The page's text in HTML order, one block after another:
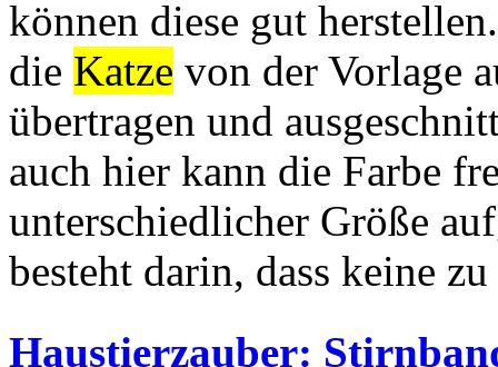
können diese gut
die Katze von der Vorlage
übertragen und
auch hier kann die Farbe
unterschiedlicher Größe
besteht darin, dass keine
Haustierzauber: